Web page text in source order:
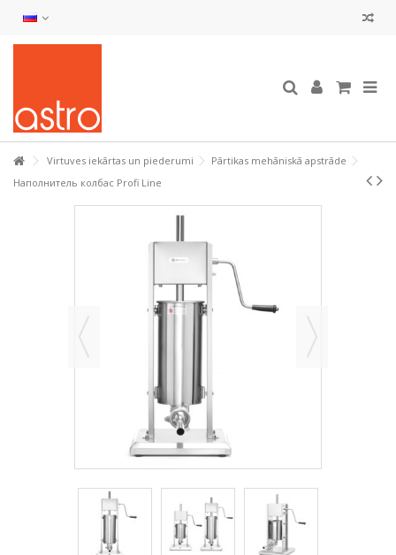
Virtuves iekārtas un piederumi
Pārtikas mehāniskā apstrāde
Наполнитель колбас Profi Line